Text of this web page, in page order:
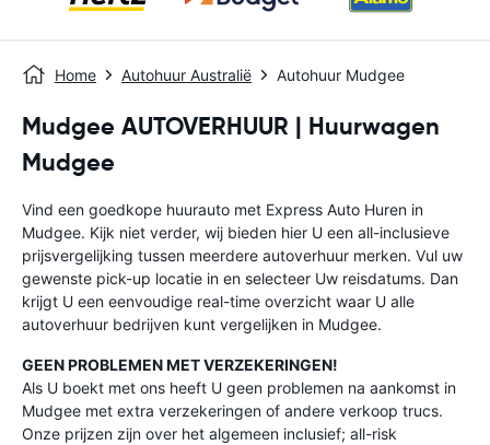
Home Autohuur Australië Autohuur Mudgee
Mudgee AUTOVERHUUR | Huurwagen
Mudgee
Vind een goedkope huurauto met Express Auto Huren in
Mudgee. Kijk niet verder, wij bieden hier U een all-inclusieve
prijsvergelijking tussen meerdere autoverhuur merken. Vul uw
gewenste pick-up locatie in en selecteer Uw reisdatums. Dan
krijgt U een eenvoudige real-time overzicht waar U alle
autoverhuur bedrijven kunt vergelijken in Mudgee.
GEEN PROBLEMEN MET VERZEKERINGEN!
Als U boekt met ons heeft U geen problemen na aankomst in
Mudgee met extra verzekeringen of andere verkoop trucs.
Onze prijzen zijn over het algemeen inclusief; all-risk